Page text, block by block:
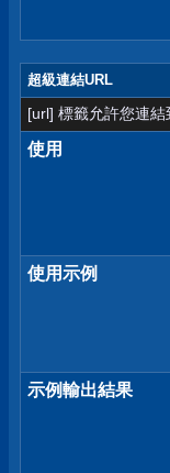
超級連結URL
[url] 標籤允許您連
使用
使用示例
示例輸出結果